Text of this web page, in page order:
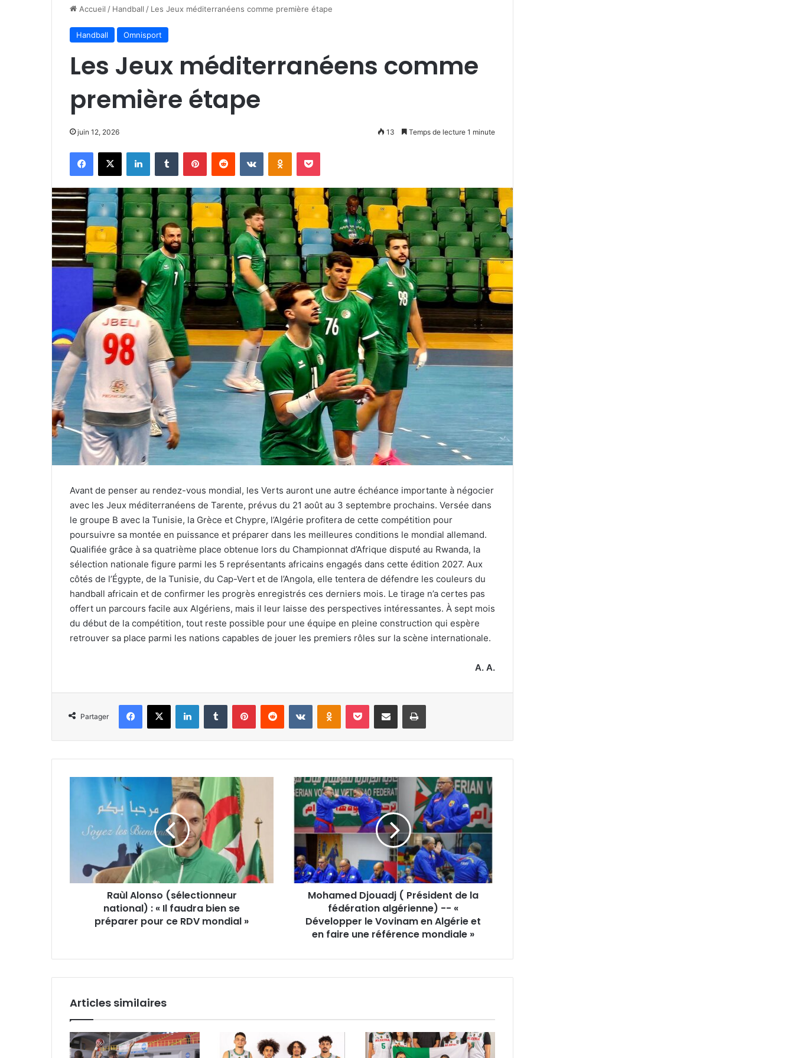
Accueil / Handball / Les Jeux méditerranéens comme première étape
Handball Omnisport
Les Jeux méditerranéens comme
première étape
juin 12, 2026 13 Temps de lecture 1 minute
Facebook
X LinkedinTumblr PinterestReddit VKontakteOdnoklassniki
Pocket
Avant de penser au rendez-vous mondial, les Verts auront une autre échéance importante à négocier
avec les Jeux méditerranéens de Tarente, prévus du 21 août au 3 septembre prochains. Versée dans
le groupe B avec la Tunisie, la Grèce et Chypre, l’Algérie profitera de cette compétition pour
poursuivre sa montée en puissance et préparer dans les meilleures conditions le mondial allemand.
Qualifiée grâce à sa quatrième place obtenue lors du Championnat d’Afrique disputé au Rwanda, la
sélection nationale figure parmi les 5 représentants africains engagés dans cette édition 2027. Aux
côtés de l’Égypte, de la Tunisie, du Cap-Vert et de l’Angola, elle tentera de défendre les couleurs du
handball africain et de confirmer les progrès enregistrés ces derniers mois. Le tirage n’a certes pas
offert un parcours facile aux Algériens, mais il leur laisse des perspectives intéressantes. À sept mois
du début de la compétition, tout reste possible pour une équipe en pleine construction qui espère
retrouver sa place parmi les nations capables de jouer les premiers rôles sur la scène internationale.
A. A.
Partager
Facebook
X LinkedinTumblr PinterestReddit VKontakteOdnoklassniki
Pocket Partager par email Imprimer
(sélectionneur
faudra
préparer
pour
mondial »
Raùl Alonso (sélectionneur
national) : « Il faudra bien se
préparer pour ce RDV mondial »
Mohamed
Djouadj
Président
de
la
fédération
algérienne)
-
Développer
et
une
mondiale
»
Mohamed Djouadj ( Président de la
fédération algérienne) -- «
Développer le Vovinam en Algérie et
en faire une référence mondiale »
Articles similaires